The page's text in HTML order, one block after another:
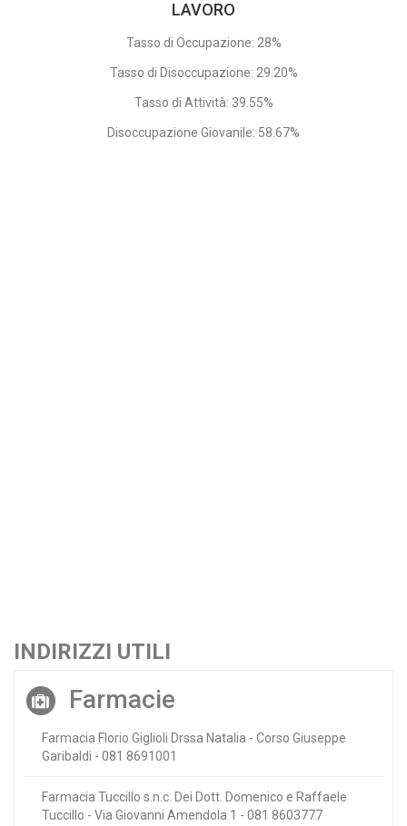
LAVORO
Tasso di Occupazione: 28%
Tasso di Disoccupazione: 29.20%
Tasso di Attività: 39.55%
Disoccupazione Giovanile: 58.67%
INDIRIZZI UTILI
Farmacie
Farmacia Florio Giglioli Drssa Natalia - Corso Giuseppe
Garibaldi - 081 8691001
Farmacia Tuccillo s.n.c. Dei Dott. Domenico e Raffaele
Tuccillo - Via Giovanni Amendola 1 - 081 8603777